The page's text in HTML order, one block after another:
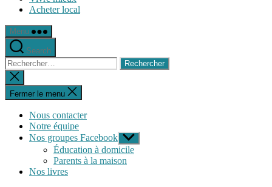
Acheter local
Menu
Search
Rechercher :
Fermer
la
recherche
Fermer le menu
Nous contacter
Notre équipe
Nos groupes Facebook Afficher
le
sous-
menu
Éducation à domicile
Parents à la maison
Nos livres